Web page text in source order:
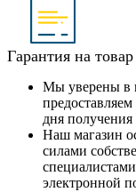
Гарантия на товар
Мы уверены в
дня
Наш магазин
силами
электронной